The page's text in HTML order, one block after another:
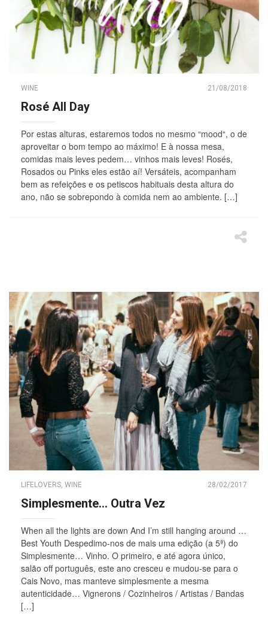
WINE 21/08/2018
Rosé All Day
Por estas alturas, estaremos todos no mesmo “mood“, o de
aproveitar o bom tempo ao máximo! E à nossa mesa,
comidas mais leves pedem… vinhos mais leves! Rosés,
Rosados ou Pinks eles estão aí! Versáteis, acompanham
bem as refeições e os petiscos habituais desta altura do
ano, não se sobrepondo à comida nem ao ambiente. […]
LIFELOVERS, WINE 28/02/2017
Simplesmente… Outra Vez
When all the lights are down And I’m still hanging around …
Best Youth Despedimo-nos de mais uma edição (a 5ª) do
Simplesmente… Vinho. O primeiro, e até agora único,
salão off português, este ano cresceu e mudou-se para o
Cais Novo, mas manteve simplesmente a mesma
autenticidade… Vignerons / Cozinheiros / Artistas / Bandas
[…]